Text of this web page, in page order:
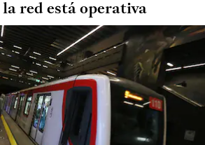
red está operativa